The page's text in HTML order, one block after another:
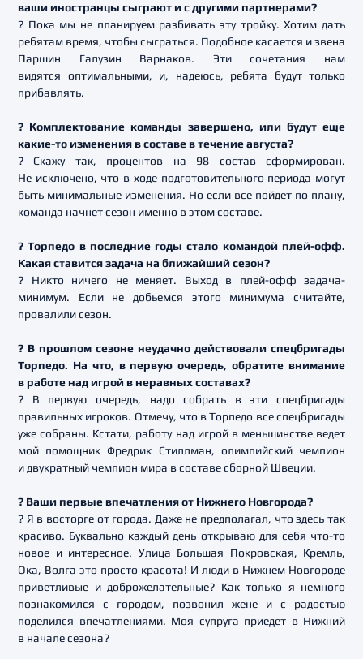
ваши иностранцы сыграют и с другими партнерами?
? Пока мы не планируем разбивать эту тройку. Хотим дать
ребятам время, чтобы сыграться. Подобное касается и звена
Паршин Галузин Варнаков. Эти сочетания нам
видятся оптимальными, и, надеюсь, ребята будут только
прибавлять.
? Комплектование команды завершено, или будут еще
какие-то изменения в составе в течение августа?
? Скажу так, процентов на 98 состав сформирован.
Не исключено, что в ходе подготовительного периода могут
быть минимальные изменения. Но если все пойдет по плану,
команда начнет сезон именно в этом составе.
? Торпедо в последние годы стало командой плей-офф.
Какая ставится задача на ближайший сезон?
? Никто ничего не меняет. Выход в плей-офф задача-
минимум. Если не добьемся этого минимума считайте,
провалили сезон.
? В прошлом сезоне неудачно действовали спецбригады
Торпедо. На что, в первую очередь, обратите внимание
в работе над игрой в неравных составах?
? В первую очередь, надо собрать в эти спецбригады
правильных игроков. Отмечу, что в Торпедо все спецбригады
уже собраны. Кстати, работу над игрой в меньшинстве ведет
мой помощник Фредрик Стиллман, олимпийский чемпион
и двукратный чемпион мира в составе сборной Швеции.
? Ваши первые впечатления от Нижнего Новгорода?
? Я в восторге от города. Даже не предполагал, что здесь так
красиво. Буквально каждый день открываю для себя что-то
новое и интересное. Улица Большая Покровская, Кремль,
Ока, Волга это просто красота! И люди в Нижнем Новгороде
приветливые и доброжелательные? Как только я немного
познакомился с городом, позвонил жене и с радостью
поделился впечатлениями. Моя супруга приедет в Нижний
в начале сезона?